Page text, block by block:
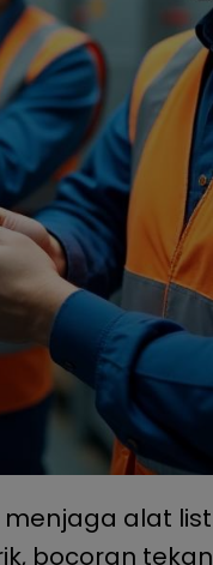
alat
bocoran